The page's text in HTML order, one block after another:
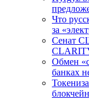
Что
за
Сенат
Обмен
банках